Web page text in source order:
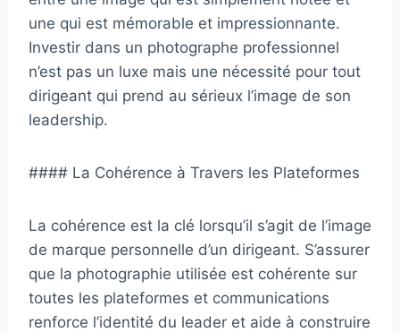
une qui est mémorable et impressionnante.
Investir dans un photographe professionnel
n’est pas un luxe mais une nécessité pour tout
dirigeant qui prend au sérieux l’image de son
leadership.
#### La Cohérence à Travers les Plateformes
La cohérence est la clé lorsqu’il s’agit de l’image
de marque personnelle d’un dirigeant. S’assurer
que la photographie utilisée est cohérente sur
toutes les plateformes et communications
renforce l’identité du leader et aide à construire